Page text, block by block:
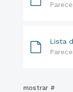
Lista
mostrar #